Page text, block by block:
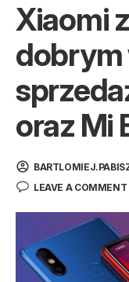
Xiaomi
oraz Mi
LEAVE A COMMENT